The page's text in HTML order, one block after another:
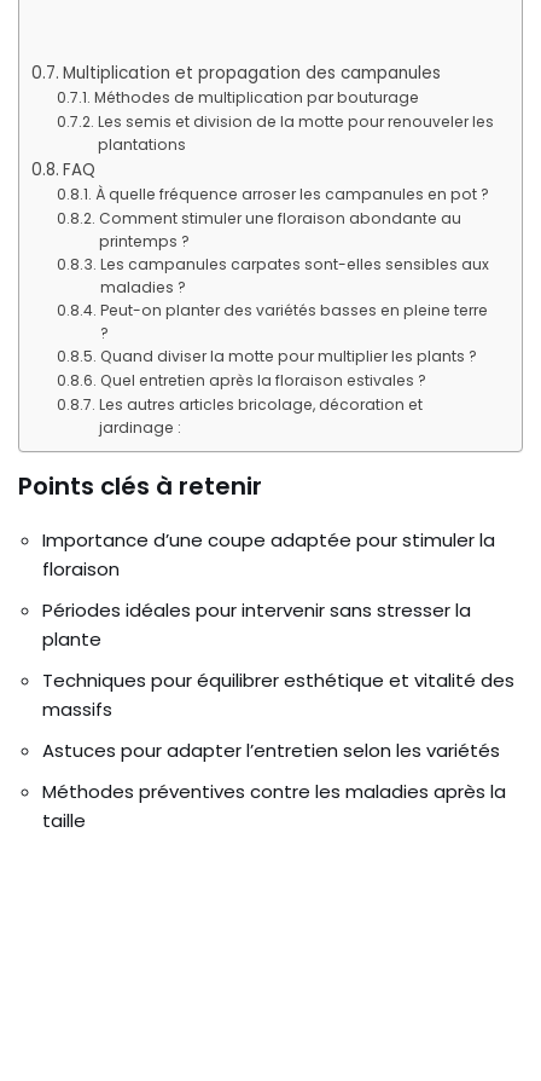
Multiplication et propagation des campanules
Méthodes de multiplication par bouturage
Les semis et division de la motte pour renouveler les
plantations
FAQ
À quelle fréquence arroser les campanules en pot ?
Comment stimuler une floraison abondante au
printemps ?
Les campanules carpates sont-elles sensibles aux
maladies ?
Peut-on planter des variétés basses en pleine terre
?
Quand diviser la motte pour multiplier les plants ?
Quel entretien après la floraison estivales ?
Les autres articles bricolage, décoration et
jardinage :
Points clés à retenir
Importance d’une coupe adaptée pour stimuler la
floraison
Périodes idéales pour intervenir sans stresser la
plante
Techniques pour équilibrer esthétique et vitalité des
massifs
Astuces pour adapter l’entretien selon les variétés
Méthodes préventives contre les maladies après la
taille